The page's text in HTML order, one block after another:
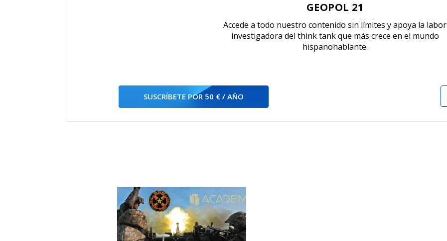
GEOPOL 21
Accede a todo nuestro contenido sin límites y apoya la labor
investigadora del think tank que más crece en el mundo
hispanohablante.
SUSCRÍBETE POR 50 € / AÑO